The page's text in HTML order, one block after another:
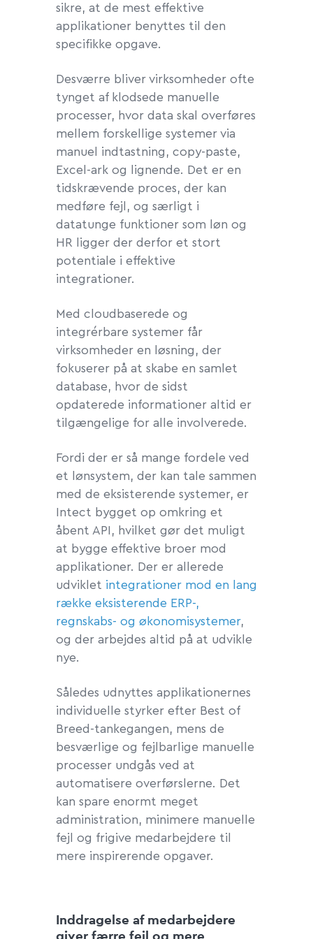
sikre, at de mest effektive
applikationer benyttes til den
specifikke opgave.
Desværre bliver virksomheder ofte
tynget af klodsede manuelle
processer, hvor data skal overføres
mellem forskellige systemer via
manuel indtastning, copy-paste,
Excel-ark og lignende. Det er en
tidskrævende proces, der kan
medføre fejl, og særligt i
datatunge funktioner som løn og
HR ligger der derfor et stort
potentiale i effektive
integrationer.
Med cloudbaserede og
integrérbare systemer får
virksomheder en løsning, der
fokuserer på at skabe en samlet
database, hvor de sidst
opdaterede informationer altid er
tilgængelige for alle involverede.
Fordi der er så mange fordele ved
et lønsystem, der kan tale sammen
med de eksisterende systemer, er
Intect bygget op omkring et
åbent API, hvilket gør det muligt
at bygge effektive broer mod
applikationer. Der er allerede
udviklet integrationer mod en lang
række eksisterende ERP-,
regnskabs- og økonomisystemer,
og der arbejdes altid på at udvikle
nye.
Således udnyttes applikationernes
individuelle styrker efter Best of
Breed-tankegangen, mens de
besværlige og fejlbarlige manuelle
processer undgås ved at
automatisere overførslerne. Det
kan spare enormt meget
administration, minimere manuelle
fejl og frigive medarbejdere til
mere inspirerende opgaver.
Inddragelse af medarbejdere
giver færre fejl og mere